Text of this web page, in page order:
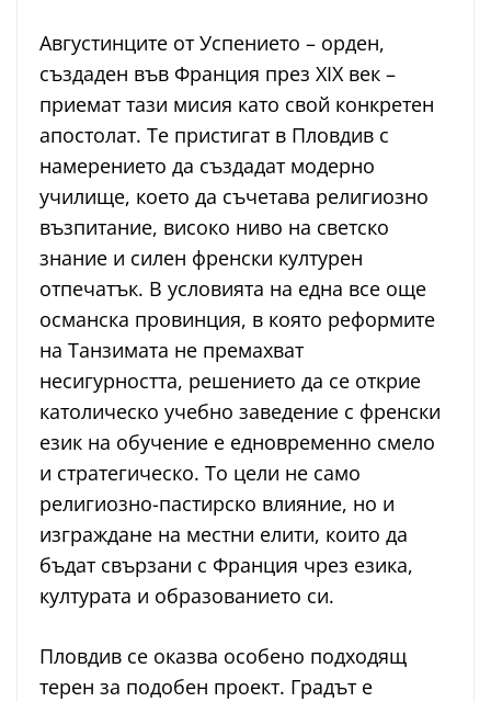
Августинците от Успението – орден,
създаден във Франция през XIX век –
приемат тази мисия като свой конкретен
апостолат. Те пристигат в Пловдив с
намерението да създадат модерно
училище, което да съчетава религиозно
възпитание, високо ниво на светско
знание и силен френски културен
отпечатък. В условията на една все още
османска провинция, в която реформите
на Танзимата не премахват
несигурността, решението да се открие
католическо учебно заведение с френски
език на обучение е едновременно смело
и стратегическо. То цели не само
религиозно-пастирско влияние, но и
изграждане на местни елити, които да
бъдат свързани с Франция чрез езика,
културата и образованието си.
Пловдив се оказва особено подходящ
терен за подобен проект. Градът е